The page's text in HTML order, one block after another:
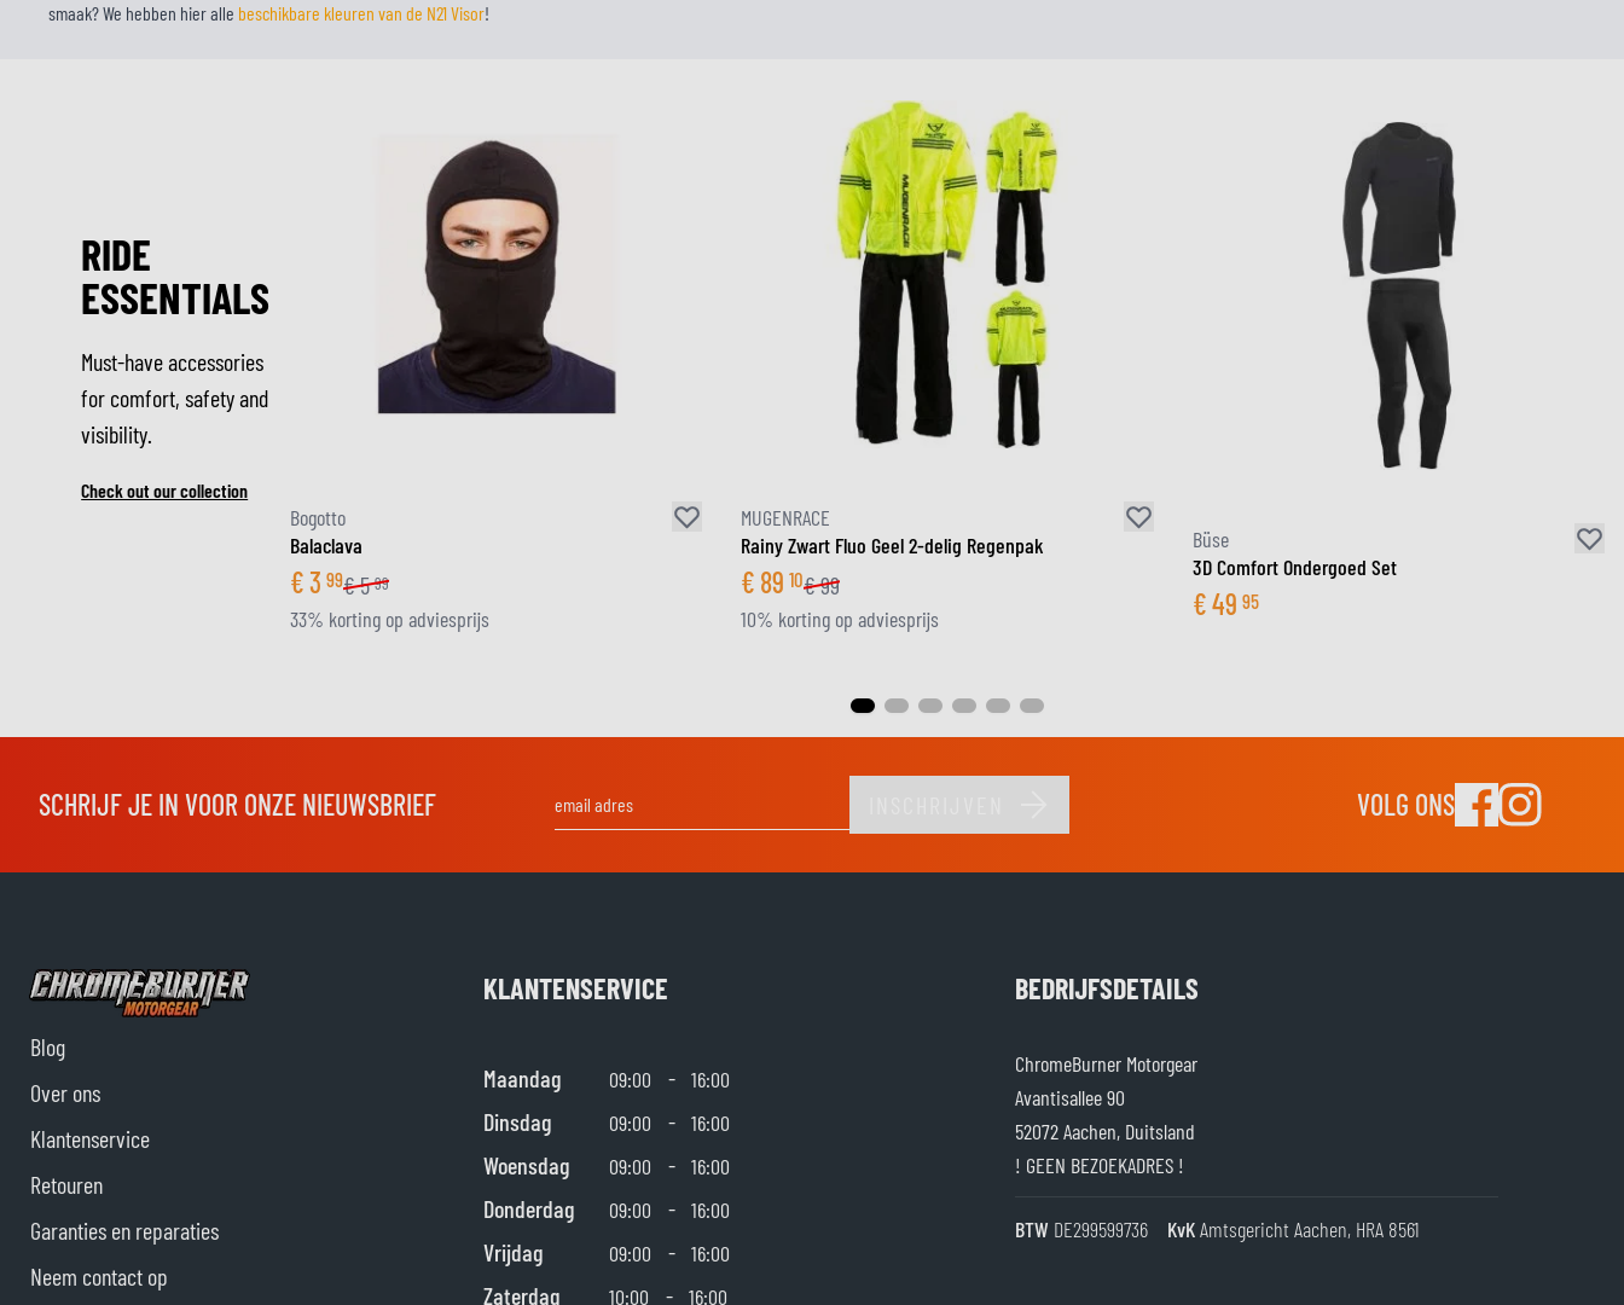
smaak? We hebben hier alle beschikbare kleuren van de N21 Visor!
RIDE
ESSENTIALS
Must-have accessories
for comfort, safety and
visibility.
Check out our collection
Bogotto
Balaclava
€3 99€5 99
33% korting op adviesprijs
MUGENRACE
Rainy Zwart Fluo Geel 2-delig Regenpak
€ 89 10€99
10% korting op adviesprijs
Büse
3D Comfort Ondergoed Set
€49 95
SCHRIJF JE IN VOOR ONZE NIEUWSBRIEF VOLG ONS
Blog
Over ons
Klantenservice
Retouren
Garanties en reparaties
Neem contact op
KLANTENSERVICE
Maandag 09:00 - 16:00
Dinsdag 09:00 - 16:00
Woensdag 09:00 - 16:00
Donderdag 09:00 - 16:00
Vrijdag 09:00 - 16:00
Zaterdag 10:00 - 16:00
BEDRIJFSDETAILS
ChromeBurner Motorgear
Avantisallee 90
52072 Aachen, Duitsland
! GEEN BEZOEKADRES !
BTW DE299599736 KvKAmtsgericht Aachen, HRA 8561